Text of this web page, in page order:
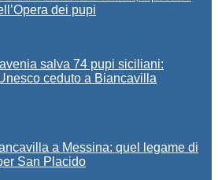
dei pupi
salva 74 pupi siciliani:
ceduto a Biancavilla
a Messina: quel legame di
San Placido